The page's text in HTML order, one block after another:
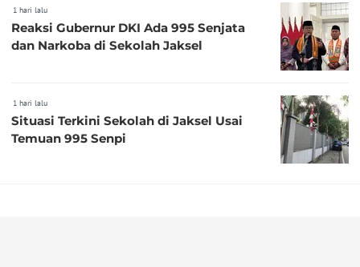
1 hari lalu
Reaksi Gubernur DKI Ada 995 Senjata
dan Narkoba di Sekolah Jaksel
1 hari lalu
Situasi Terkini Sekolah di Jaksel Usai
Temuan 995 Senpi